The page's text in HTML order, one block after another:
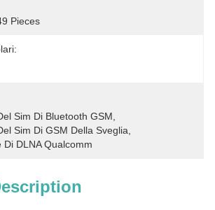
Pieces
Sim Di Bluetooth GSM
Sim Di GSM Della Sveglia
Di DLNA Qualcomm